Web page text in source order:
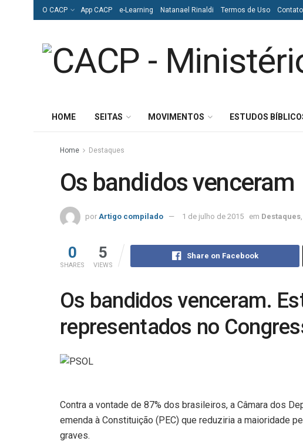
O CACP App CACP e-Learning Natanael Rinaldi Termos de Uso Contato
HOME SEITAS MOVIMENTOS ESTUDOS
Home Destaques
Os bandidos venceram
por Artigo compilado 1 de julho de 2015 em Destaques
0
SHARES
5
VIEWS
Share on Facebook
Os bandidos venceram.
representados no
Contra a vontade de 87% dos brasileiros, a Câmara dos
emenda à Constituição (PEC) que reduziria a maioridade
graves.